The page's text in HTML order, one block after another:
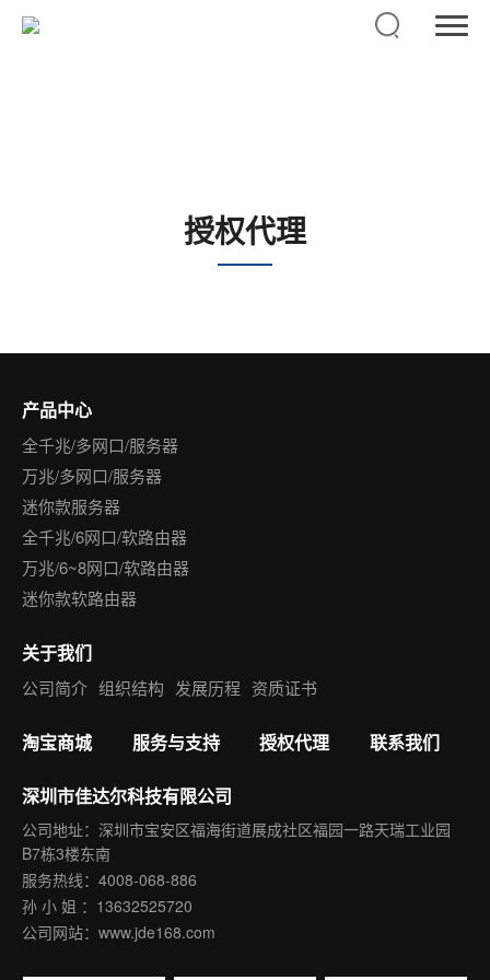
授权代理
产品中心
全千兆/多网口/服务器
万兆/多网口/服务器
迷你款服务器
全千兆/6网口/软路由器
万兆/6~8网口/软路由器
迷你款软路由器
关于我们
公司简介 组织结构 发展历程 资质证书
淘宝商城 服务与支持 授权代理 联系我们
深圳市佳达尔科技有限公司
公司地址：深圳市宝安区福海街道展成社区福园一路天瑞工业园
B7栋3楼东南
服务热线：4008-068-886
孙 小 姐 ： 13632525720
公司网站：www.jde168.com